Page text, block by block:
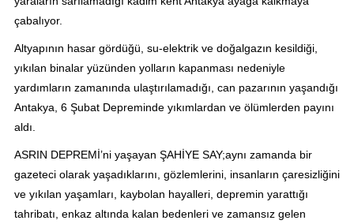
çabalıyor.
Altyapının hasar gördüğü, su-elektrik ve doğalgazın kesildiği,
yıkılan binalar yüzünden yolların kapanması nedeniyle
yardımların zamanında ulaştırılamadığı, can pazarının yaşandığı
Antakya, 6 Şubat Depreminde yıkımlardan ve ölümlerden payını
aldı.
ASRIN DEPREMİ’ni yaşayan ŞAHİYE SAY;aynı zamanda bir
gazeteci olarak yaşadıklarını, gözlemlerini, insanların çaresizliğini
ve yıkılan yaşamları, kaybolan hayalleri, depremin yarattığı
tahribatı, enkaz altında kalan bedenleri ve zamansız gelen